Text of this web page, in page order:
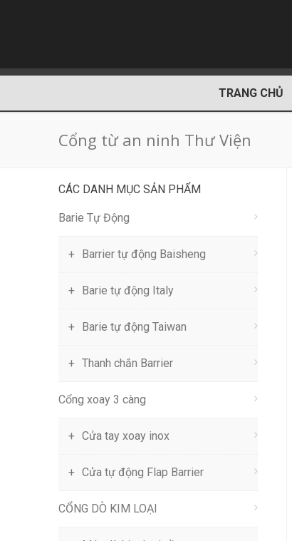
TRANG CHỦ
Cổng từ an ninh Thư Viện
CÁC DANH MỤC SẢN PHẨM
Barie Tự Động
Barrier tự động Baisheng
Barie tự động Italy
Barie tự động Taiwan
Thanh chắn Barrier
Cổng xoay 3 càng
Cửa tay xoay inox
Cửa tự động Flap Barrier
CỔNG DÒ KIM LOẠI